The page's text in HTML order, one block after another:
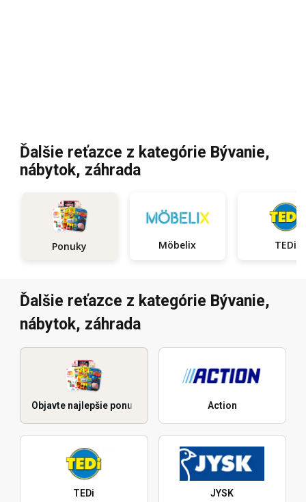
Ďalšie reťazce z kategórie Bývanie,
nábytok, záhrada
Ponuky Möbelix TEDi
Ďalšie reťazce z kategórie Bývanie,
nábytok, záhrada
Objavte najlepšie ponuky Action
TEDi JYSK